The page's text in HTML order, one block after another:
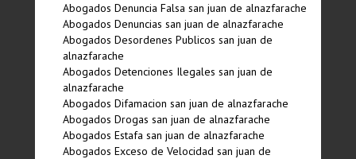
Abogados Denuncia Falsa san juan de alnazfarache
Abogados Denuncias san juan de alnazfarache
Abogados Desordenes Publicos san juan de
alnazfarache
Abogados Detenciones Ilegales san juan de
alnazfarache
Abogados Difamacion san juan de alnazfarache
Abogados Drogas san juan de alnazfarache
Abogados Estafa san juan de alnazfarache
Abogados Exceso de Velocidad san juan de